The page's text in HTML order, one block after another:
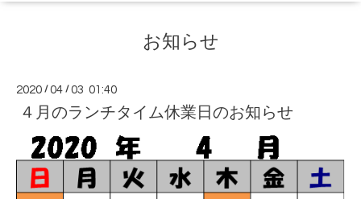
お知らせ
2020 /04 /03 01:40
４月のランチタイム休業日のお知らせ